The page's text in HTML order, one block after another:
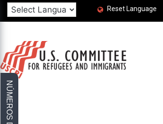
Reset Language